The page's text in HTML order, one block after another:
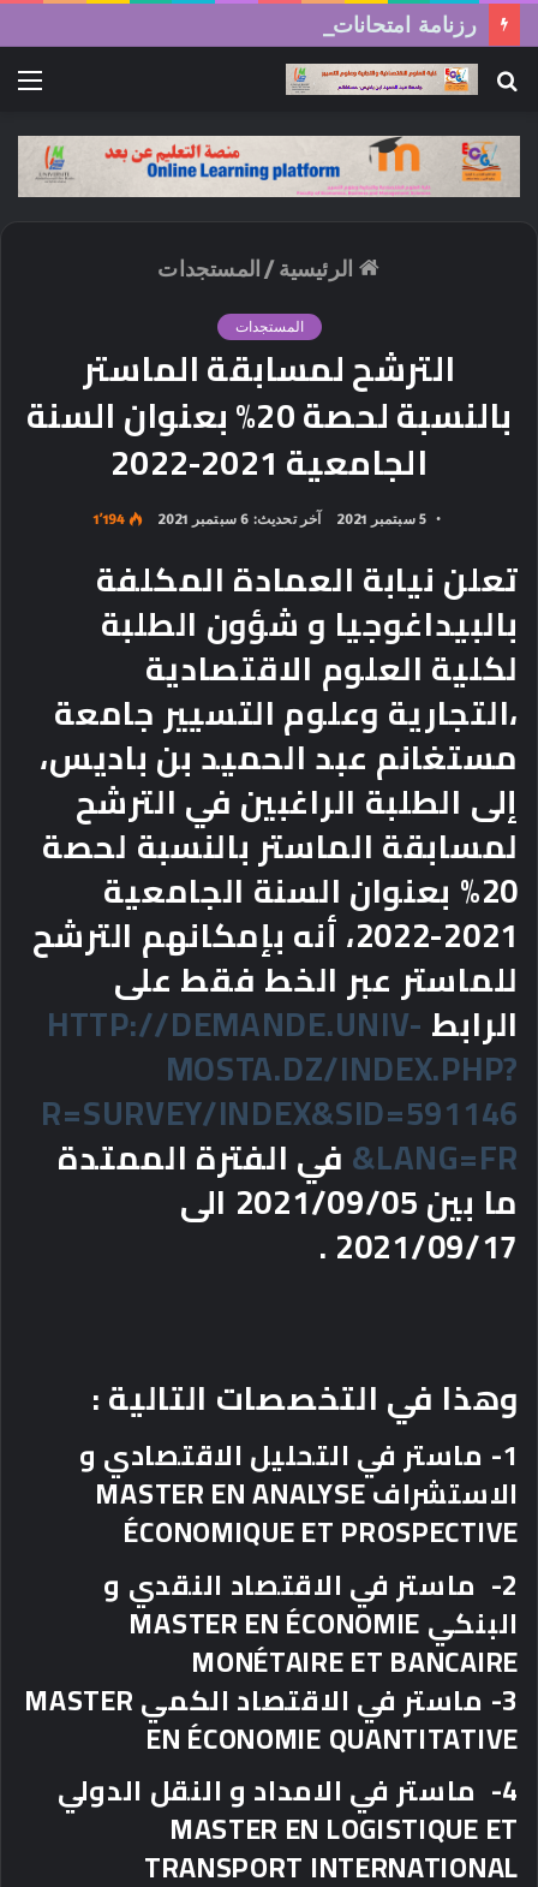
بحث
الرئيسية / المستجدات
المستجدات
الترشح لمسابقة الماستر
بالنسبة لحصة 20% بعنوان السنة
الجامعية 2021-2022
5 سبتمبر 2021 آخر تحديث: 6 سبتمبر 2021 1٬194
تعلن نيابة العمادة المكلفة
بالبيداغوجيا و شؤون الطلبة
لكلية العلوم الاقتصادية
،التجارية وعلوم التسيير جامعة
مستغانم عبد الحميد بن باديس،
إلى الطلبة الراغبين في الترشح
لمسابقة الماستر بالنسبة لحصة
20% بعنوان السنة الجامعية
2021-2022، أنه بإمكانهم الترشح
للماستر عبر الخط فقط على
الرابط HTTP://DEMANDE.UNIV-
MOSTA.DZ/INDEX.PHP?
R=SURVEY/INDEX&SID=591146
&LANG=FR في الفترة الممتدة
ما بين 2021/09/05 الى
2021/09/17 .
وهذا في التخصصات التالية :
1- ماستر في التحليل الاقتصادي و
الاستشراف MASTER EN ANALYSE
ÉCONOMIQUE ET PROSPECTIVE
2- ماستر في الاقتصاد النقدي و
البنكي MASTER EN ÉCONOMIE
MONÉTAIRE ET BANCAIRE
3- ماستر في الاقتصاد الكمي MASTER
EN ÉCONOMIE QUANTITATIVE
4- ماستر في الامداد و النقل الدولي
MASTER EN LOGISTIQUE ET
TRANSPORT INTERNATIONAL